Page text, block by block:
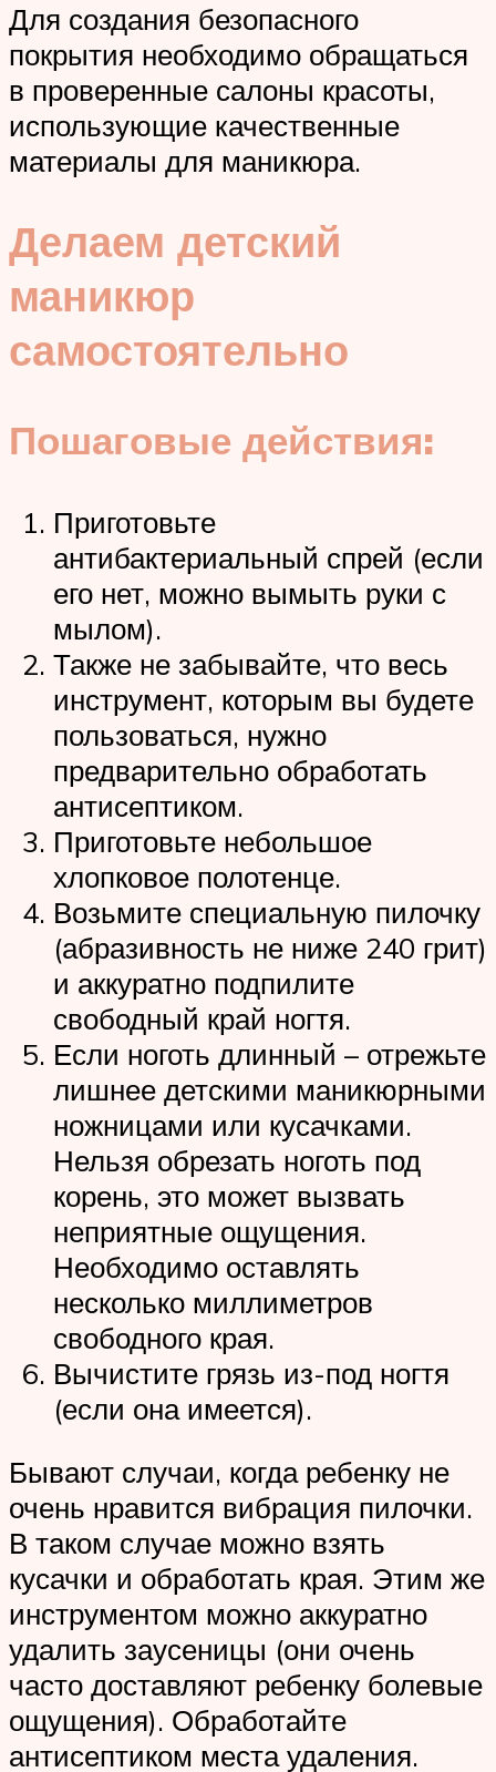
Для создания безопасного
покрытия необходимо обращаться
в проверенные салоны красоты,
использующие качественные
материалы для маникюра.
Делаем детский
маникюр
самостоятельно
Пошаговые действия:
Приготовьте
антибактериальный спрей (если
его нет, можно вымыть руки с
мылом).
Также не забывайте, что весь
инструмент, которым вы будете
пользоваться, нужно
предварительно обработать
антисептиком.
Приготовьте небольшое
хлопковое полотенце.
Возьмите специальную пилочку
(абразивность не ниже 240 грит)
и аккуратно подпилите
свободный край ногтя.
Если ноготь длинный – отрежьте
лишнее детскими маникюрными
ножницами или кусачками.
Нельзя обрезать ноготь под
корень, это может вызвать
неприятные ощущения.
Необходимо оставлять
несколько миллиметров
свободного края.
Вычистите грязь из-под ногтя
(если она имеется).
Бывают случаи, когда ребенку не
очень нравится вибрация пилочки.
В таком случае можно взять
кусачки и обработать края. Этим же
инструментом можно аккуратно
удалить заусеницы (они очень
часто доставляют ребенку болевые
ощущения). Обработайте
антисептиком места удаления.